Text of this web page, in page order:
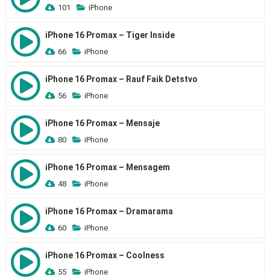
101 iPhone
iPhone 16 Promax – Tiger Inside
66 iPhone
iPhone 16 Promax – Rauf Faik Detstvo
56 iPhone
iPhone 16 Promax – Mensaje
80 iPhone
iPhone 16 Promax – Mensagem
48 iPhone
iPhone 16 Promax – Dramarama
60 iPhone
iPhone 16 Promax – Coolness
55 iPhone